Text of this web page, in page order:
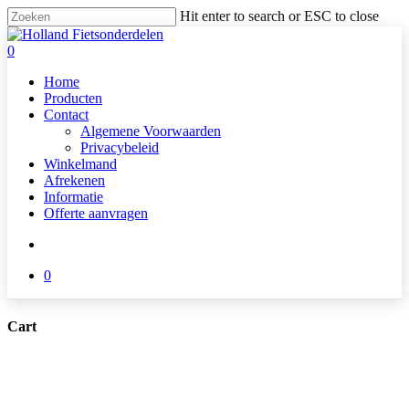
Skip
to
main
Hit enter to search or ESC to close
Close
Search
search
0
Home
Producten
Contact
Algemene Voorwaarden
Privacybeleid
Winkelmand
Afrekenen
Informatie
Offerte aanvragen
0
Cart